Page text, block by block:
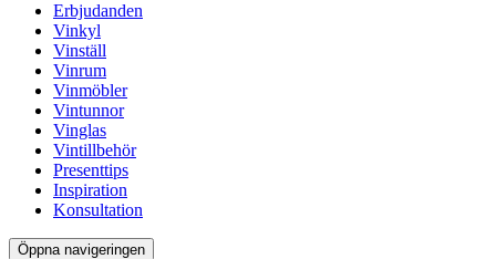
Erbjudanden
Vinkyl
Vinställ
Vinrum
Vinmöbler
Vintunnor
Vinglas
Vintillbehör
Presenttips
Inspiration
Konsultation
Öppna navigeringen